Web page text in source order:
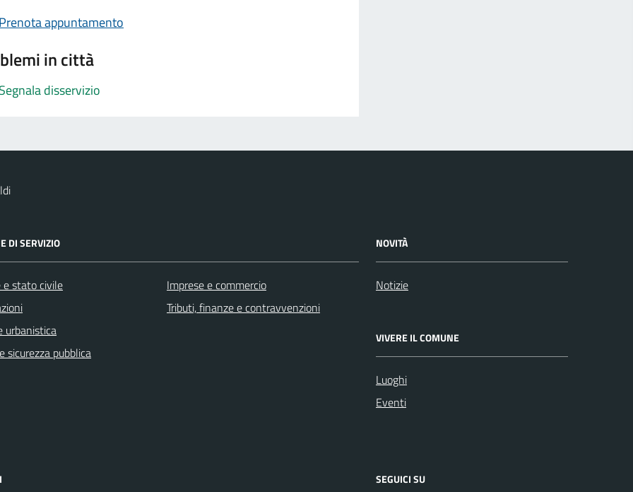
Prenota appuntamento
in città
Segnala disservizio
DI SERVIZIO
e stato civile
urbanistica
sicurezza pubblica
Imprese e commercio
Tributi, finanze e contravvenzioni
NOVITÀ
Notizie
VIVERE IL COMUNE
Luoghi
Eventi
SEGUICI SU